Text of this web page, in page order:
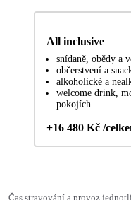
All inclusive
snídaně, obědy a
občerstvení a
alkoholické a
welcome drink,
pokojích
+16 480 Kč /
Čas stravování a provoz